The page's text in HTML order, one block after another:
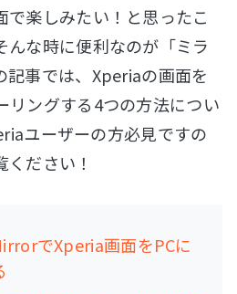
で楽しみたい！と思ったこ
んな時に便利なのが「ミラ
記事では、Xperiaの画面を
リングする4つの方法につい
ユーザーの方必見ですの
ださい！
でXperia画面をPCに